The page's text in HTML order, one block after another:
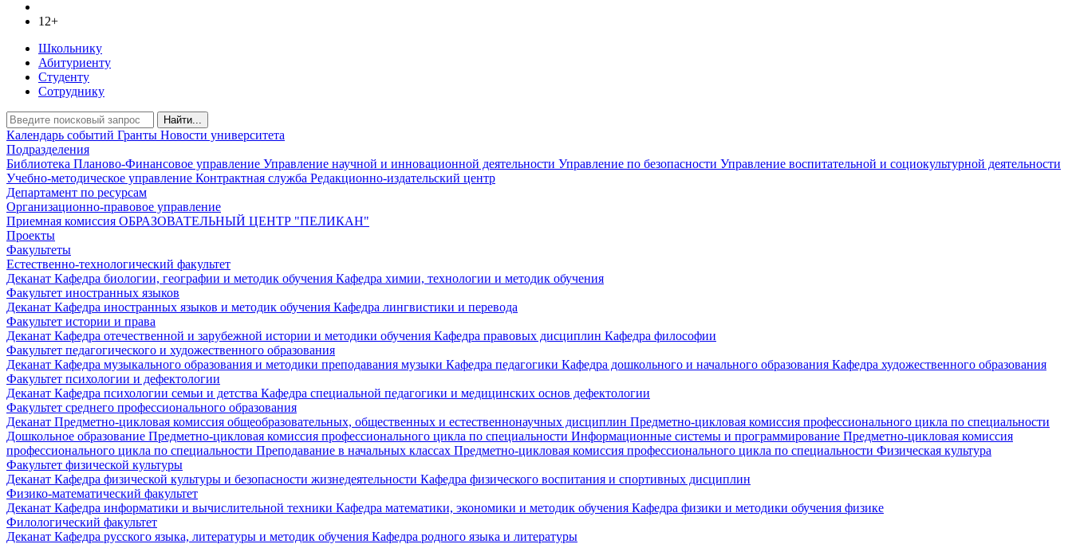
12+
Школьнику
Абитуриенту
Студенту
Сотруднику
Найти...
Календарь событий Гранты Новости университета
Подразделения
Библиотека Планово-Финансовое управление Управление научной и инновационной деятельности Управление по безопасности Управление воспитательной и социокультурной деятельности
Учебно-методическое управление Контрактная служба Редакционно-издательский центр
Департамент по ресурсам
Организационно-правовое управление
Приемная комиссия ОБРАЗОВАТЕЛЬНЫЙ ЦЕНТР "ПЕЛИКАН"
Проекты
Факультеты
Естественно-технологический факультет
Деканат Кафедра биологии, географии и методик обучения Кафедра химии, технологии и методик обучения
Факультет иностранных языков
Деканат Кафедра иностранных языков и методик обучения Кафедра лингвистики и перевода
Факультет истории и права
Деканат Кафедра отечественной и зарубежной истории и методики обучения Кафедра правовых дисциплин Кафедра философии
Факультет педагогического и художественного образования
Деканат Кафедра музыкального образования и методики преподавания музыки Кафедра педагогики Кафедра дошкольного и начального образования Кафедра художественного образования
Факультет психологии и дефектологии
Деканат Кафедра психологии семьи и детства Кафедра специальной педагогики и медицинских основ дефектологии
Факультет среднего профессионального образования
Деканат Предметно-цикловая комиссия общеобразовательных, общественных и естественнонаучных дисциплин Предметно-цикловая комиссия профессионального цикла по специальности
Дошкольное образование Предметно-цикловая комиссия профессионального цикла по специальности Информационные системы и программирование Предметно-цикловая комиссия
профессионального цикла по специальности Преподавание в начальных классах Предметно-цикловая комиссия профессионального цикла по специальности Физическая культура
Факультет физической культуры
Деканат Кафедра физической культуры и безопасности жизнедеятельности Кафедра физического воспитания и спортивных дисциплин
Физико-математический факультет
Деканат Кафедра информатики и вычислительной техники Кафедра математики, экономики и методик обучения Кафедра физики и методики обучения физике
Филологический факультет
Деканат Кафедра русского языка, литературы и методик обучения Кафедра родного языка и литературы